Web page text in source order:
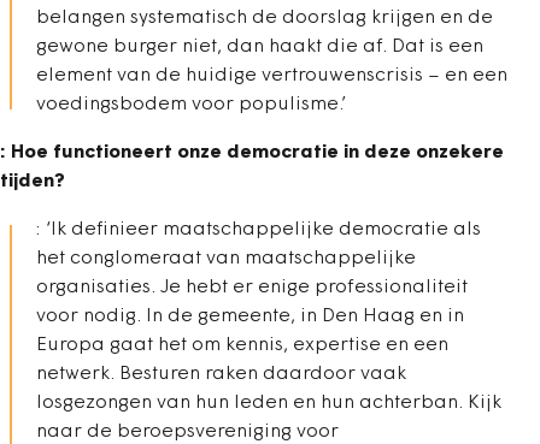
belangen systematisch de doorslag krijgen en de
gewone burger niet, dan haakt die af. Dat is een
element van de huidige vertrouwenscrisis – en een
voedingsbodem voor populisme.’
: Hoe functioneert onze democratie in deze onzekere
tijden?
: ‘Ik definieer maatschappelijke democratie als
het conglomeraat van maatschappelijke
organisaties. Je hebt er enige professionaliteit
voor nodig. In de gemeente, in Den Haag en in
Europa gaat het om kennis, expertise en een
netwerk. Besturen raken daardoor vaak
losgezongen van hun leden en hun achterban. Kijk
naar de beroepsvereniging voor